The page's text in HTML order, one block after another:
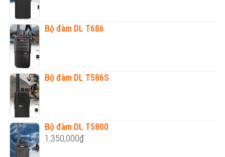
Bộ đàm DL T686
Bộ đàm DL T586S
Bộ đàm DL T5800
1,350,000₫